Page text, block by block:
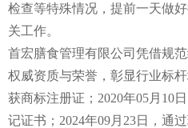
检查等特殊情况，提前一天做
关工作。
首宏膳食管理有限公司凭借规
权威资质与荣誉，彰显行业标
获商标注册证；2020年05月10
记证书；2024年09月23日，通